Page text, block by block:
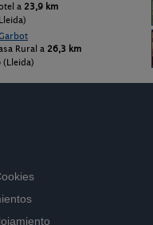
a 23,9 km
Rural a 26,3 km
(Lleida)